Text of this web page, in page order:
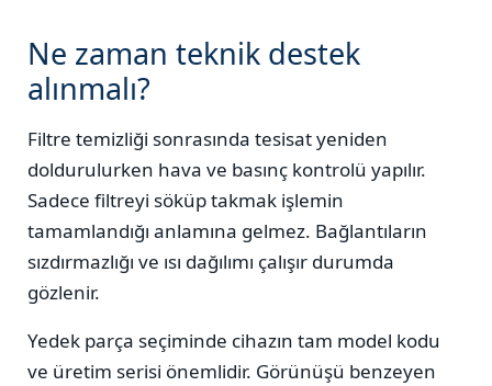
Ne zaman teknik destek
alınmalı?
Filtre temizliği sonrasında tesisat yeniden
doldurulurken hava ve basınç kontrolü yapılır.
Sadece filtreyi söküp takmak işlemin
tamamlandığı anlamına gelmez. Bağlantıların
sızdırmazlığı ve ısı dağılımı çalışır durumda
gözlenir.
Yedek parça seçiminde cihazın tam model kodu
ve üretim serisi önemlidir. Görünüşü benzeyen